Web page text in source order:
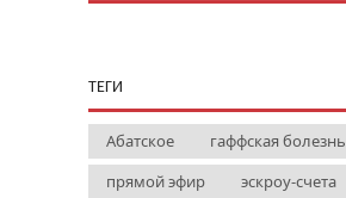
ТЕГИ
Абатское
гаффская болезнь
прямой эфир
эскроу-счета